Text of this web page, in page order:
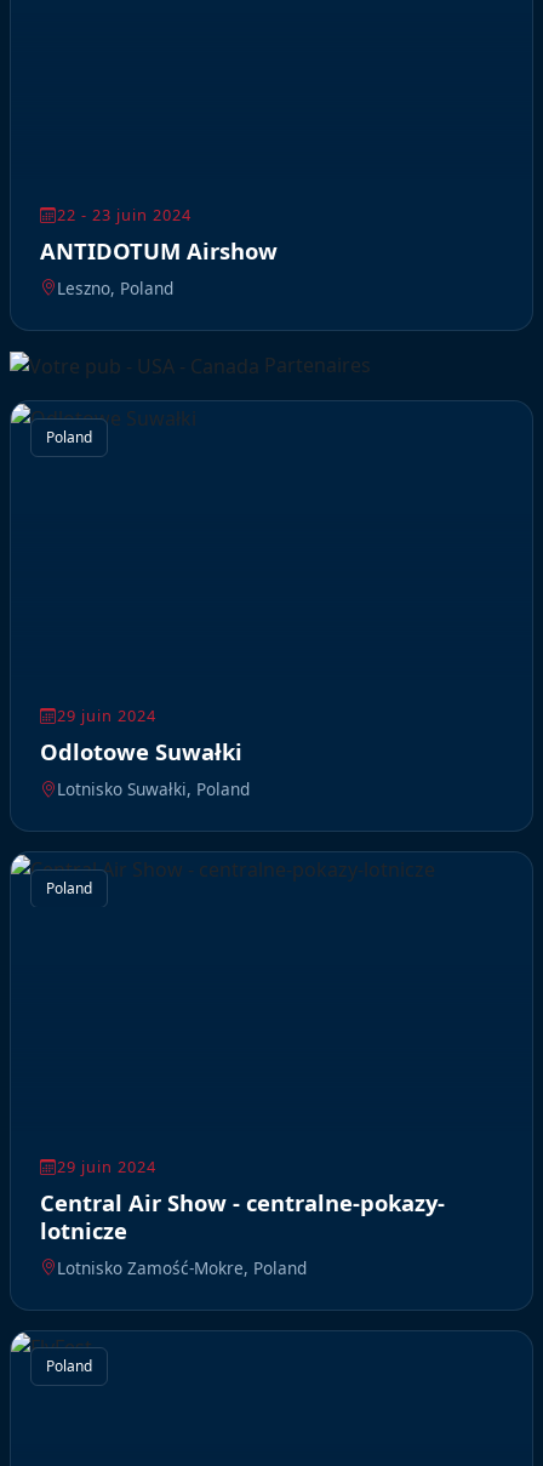
22 - 23 juin 2024
ANTIDOTUM Airshow
Leszno, Poland
Partenaires
Poland
29 juin 2024
Odlotowe Suwałki
Lotnisko Suwałki, Poland
Poland
29 juin 2024
Central Air Show - centralne-pokazy-
lotnicze
Lotnisko Zamość-Mokre, Poland
Poland